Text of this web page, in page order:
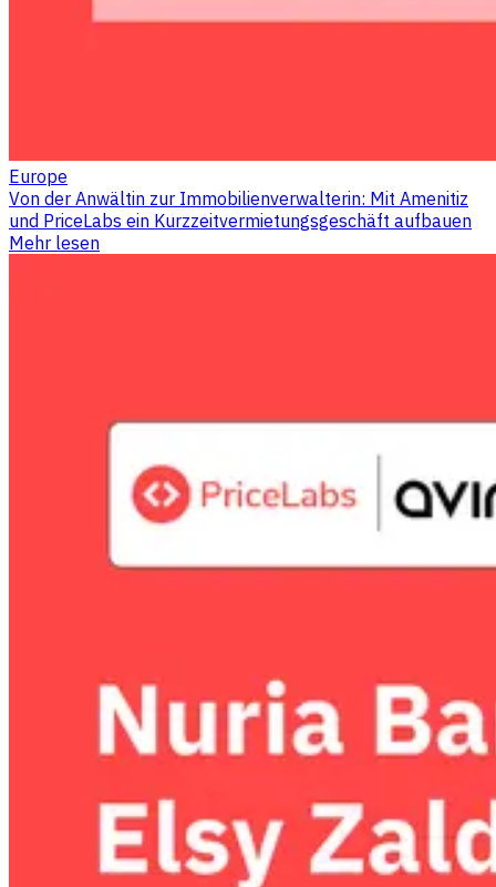
Europe
Von der Anwältin zur Immobilienverwalterin: Mit Amenitiz
und PriceLabs ein Kurzzeitvermietungsgeschäft aufbauen
Mehr lesen